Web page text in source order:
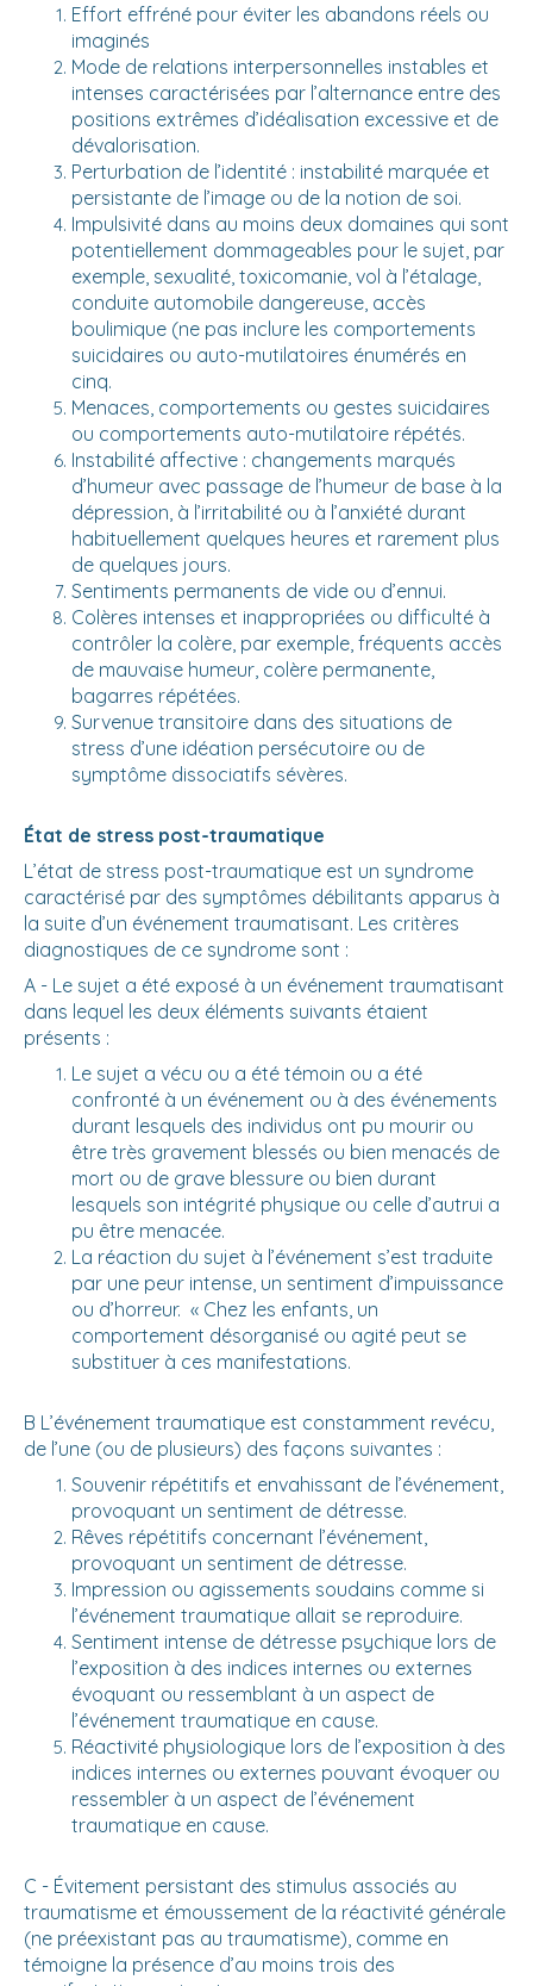
Effort effréné pour éviter les abandons réels ou
imaginés
Mode de relations interpersonnelles instables et
intenses caractérisées par l’alternance entre des
positions extrêmes d’idéalisation excessive et de
dévalorisation.
Perturbation de l’identité : instabilité marquée et
persistante de l’image ou de la notion de soi.
Impulsivité dans au moins deux domaines qui sont
potentiellement dommageables pour le sujet, par
exemple, sexualité, toxicomanie, vol à l’étalage,
conduite automobile dangereuse, accès
boulimique (ne pas inclure les comportements
suicidaires ou auto-mutilatoires énumérés en
cinq.
Menaces, comportements ou gestes suicidaires
ou comportements auto-mutilatoire répétés.
Instabilité affective : changements marqués
d’humeur avec passage de l’humeur de base à la
dépression, à l’irritabilité ou à l’anxiété durant
habituellement quelques heures et rarement plus
de quelques jours.
Sentiments permanents de vide ou d’ennui.
Colères intenses et inappropriées ou difficulté à
contrôler la colère, par exemple, fréquents accès
de mauvaise humeur, colère permanente,
bagarres répétées.
Survenue transitoire dans des situations de
stress d’une idéation persécutoire ou de
symptôme dissociatifs sévères.
État de stress post-traumatique
L’état de stress post-traumatique est un syndrome
caractérisé par des symptômes débilitants apparus à
la suite d’un événement traumatisant. Les critères
diagnostiques de ce syndrome sont :
A - Le sujet a été exposé à un événement traumatisant
dans lequel les deux éléments suivants étaient
présents :
Le sujet a vécu ou a été témoin ou a été
confronté à un événement ou à des événements
durant lesquels des individus ont pu mourir ou
être très gravement blessés ou bien menacés de
mort ou de grave blessure ou bien durant
lesquels son intégrité physique ou celle d’autrui a
pu être menacée.
La réaction du sujet à l’événement s’est traduite
par une peur intense, un sentiment d’impuissance
ou d’horreur. « Chez les enfants, un
comportement désorganisé ou agité peut se
substituer à ces manifestations.
B L’événement traumatique est constamment revécu,
de l’une (ou de plusieurs) des façons suivantes :
Souvenir répétitifs et envahissant de l’événement,
provoquant un sentiment de détresse.
Rêves répétitifs concernant l’événement,
provoquant un sentiment de détresse.
Impression ou agissements soudains comme si
l’événement traumatique allait se reproduire.
Sentiment intense de détresse psychique lors de
l’exposition à des indices internes ou externes
évoquant ou ressemblant à un aspect de
l’événement traumatique en cause.
Réactivité physiologique lors de l’exposition à des
indices internes ou externes pouvant évoquer ou
ressembler à un aspect de l’événement
traumatique en cause.
C - Évitement persistant des stimulus associés au
traumatisme et émoussement de la réactivité générale
(ne préexistant pas au traumatisme), comme en
témoigne la présence d’au moins trois des